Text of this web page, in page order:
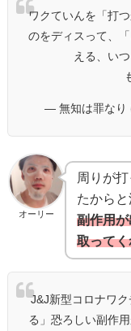
ワクていんを「打
のをディスって、
える、い
— 無知は罪なり
オーリー
周りが
たからと
副作用
取って
J&J新型コロナワ
る」恐ろしい副作